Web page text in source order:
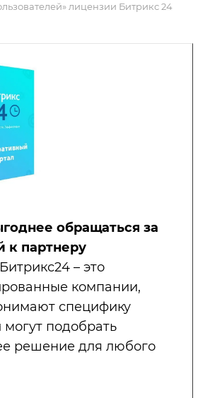
лицензии Битрикс 24
обращаться за
к партнеру
– это
компании,
специфику
могут подобрать
решение для любого